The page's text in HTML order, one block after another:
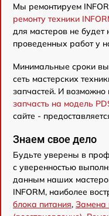
Мы ремонтируем
ремонту техники
для мастеров не
проведенных работ у
Минимальные сроки
сеть мастерских
запчастей. И
запчасть на модель
сайте -
Знаем свое дело
Будьте уверены в
с уверенностью
данным наших
INFORM, наиболее
блока питания, Замена